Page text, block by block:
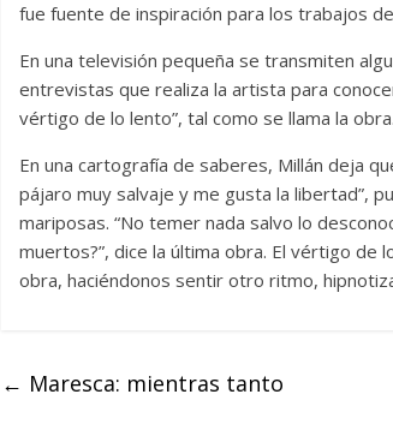
fue fuente de inspiración para los trabajos
En una televisión pequeña se transmiten
entrevistas que realiza la artista para
vértigo de lo lento”, tal como se llama la obra.
En una cartografía de saberes, Millán deja
pájaro muy salvaje y me gusta la libertad”,
mariposas. “No temer nada salvo lo
muertos?”, dice la última obra. El vértigo
obra, haciéndonos sentir otro ritmo,
← Maresca: mientras tanto